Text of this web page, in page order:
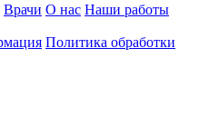
Врачи О нас Наши работы
Политика обработки